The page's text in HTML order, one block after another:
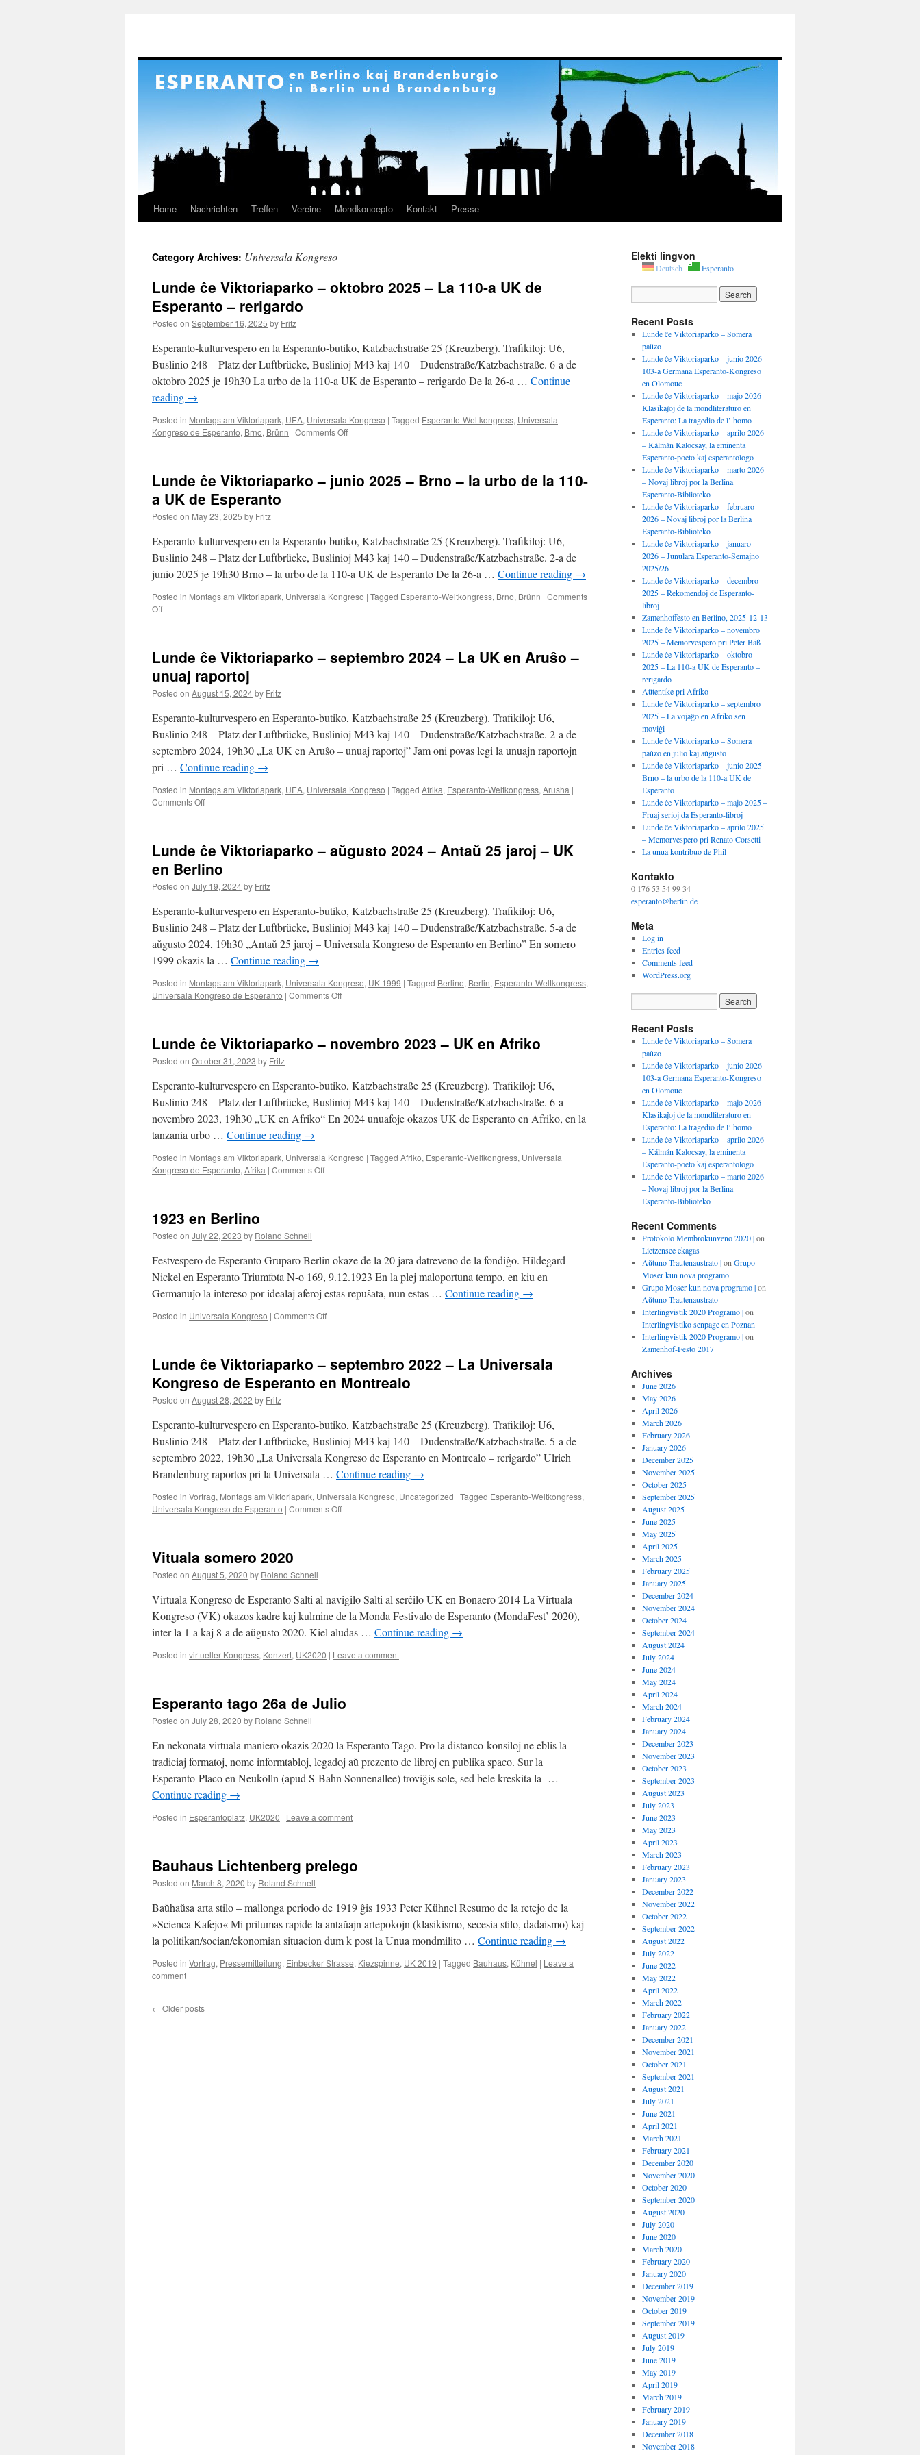
Skip
content
Home Nachrichten Treffen Vereine Mondkoncepto Kontakt Presse
Category Archives: Universala Kongreso
Lunde ĉe Viktoriaparko – oktobro 2025 – La 110-a UK de
Esperanto – rerigardo
Posted on September 16, 2025 by Fritz
Esperanto-kulturvespero en la Esperanto-butiko, Katzbachstraße 25 (Kreuzberg). Trafikiloj: U6,
Buslinio 248 – Platz der Luftbrücke, Buslinioj M43 kaj 140 – Dudenstraße/Katzbachstraße. 6-a de
oktobro 2025 je 19h30 La urbo de la 110-a UK de Esperanto – rerigardo De la 26-a … Continue
reading →
Posted in Montags am Viktoriapark, UEA, Universala Kongreso | Tagged Esperanto-Weltkongress, Universala
Kongreso de Esperanto, Brno, Brünn | Comments Offon
–
110-
a
UK
de
Esperanto
–
Lunde ĉe Viktoriaparko – junio 2025 – Brno – la urbo de la 110-
a UK de Esperanto
Posted on May 23, 2025 by Fritz
Esperanto-kulturvespero en la Esperanto-butiko, Katzbachstraße 25 (Kreuzberg). Trafikiloj: U6,
Buslinio 248 – Platz der Luftbrücke, Buslinioj M43 kaj 140 – Dudenstraße/Katzbachstraße. 2-a de
junio 2025 je 19h30 Brno – la urbo de la 110-a UK de Esperanto De la 26-a … Continue reading →
Posted in Montags am Viktoriapark, Universala Kongreso | Tagged Esperanto-Weltkongress, Brno, Brünn | Comments
Offon
–
2025
–
–
la
de
la
a
UK
Lunde ĉe Viktoriaparko – septembro 2024 – La UK en Aruŝo –
unuaj raportoj
Posted on August 15, 2024by Fritz
Esperanto-kulturvespero en Esperanto-butiko, Katzbachstraße 25 (Kreuzberg). Trafikiloj: U6,
Buslinio 248 – Platz der Luftbrücke, Buslinioj M43 kaj 140 – Dudenstraße/Katzbachstraße. 2-a de
septembro 2024, 19h30 „La UK en Aruŝo – unuaj raportoj” Jam oni povas legi la unuajn raportojn
pri … Continue reading →
Posted in Montags am Viktoriapark, UEA, Universala Kongreso | Tagged Afrika, Esperanto-Weltkongress, Arusha |
Comments Offon
–
septembro
2024
–
UK
en
–
unuaj
Lunde ĉe Viktoriaparko – aŭgusto 2024 – Antaŭ 25 jaroj – UK
en Berlino
Posted on July 19, 2024by Fritz
Esperanto-kulturvespero en Esperanto-butiko, Katzbachstraße 25 (Kreuzberg). Trafikiloj: U6,
Buslinio 248 – Platz der Luftbrücke, Buslinioj M43 kaj 140 – Dudenstraße/Katzbachstraße. 5-a de
aŭgusto 2024, 19h30 „Antaŭ 25 jaroj – Universala Kongreso de Esperanto en Berlino” En somero
1999 okazis la … Continue reading →
Posted in Montags am Viktoriapark, Universala Kongreso, UK 1999 | Tagged Berlino, Berlin, Esperanto-Weltkongress,
Universala Kongreso de Esperanto | Comments Offon
–
Antaŭ
25
jaroj
en
Berlino
Lunde ĉe Viktoriaparko – novembro 2023 – UK en Afriko
Posted on October 31, 2023 by Fritz
Esperanto-kulturvespero en Esperanto-butiko, Katzbachstraße 25 (Kreuzberg). Trafikiloj: U6,
Buslinio 248 – Platz der Luftbrücke, Buslinioj M43 kaj 140 – Dudenstraße/Katzbachstraße. 6-a
novembro 2023, 19h30 „UK en Afriko“ En 2024 unuafoje okazos UK de Esperanto en Afriko, en la
tanzania urbo … Continue reading →
Posted in Montags am Viktoriapark, Universala Kongreso | Tagged Afriko, Esperanto-Weltkongress, Universala
Kongreso de Esperanto, Afrika | Comments Offon
UK
en
Afriko
1923 en Berlino
Posted on July 22, 2023 by Roland Schnell
Festvespero de Esperanto Gruparo Berlin okaze de la 20 jara datreveno de la fondiĝo. Hildegard
Nickel en Esperanto Triumfota N-o 169, 9.12.1923 En la plej maloportuna tempo, en kiu en
Germanuĵo la intereso por idealaj aferoj estas repuŝata, nun estas … Continue reading →
Posted in Universala Kongreso | Comments Offon
Lunde ĉe Viktoriaparko – septembro 2022 – La Universala
Kongreso de Esperanto en Montrealo
Posted on August 28, 2022 by Fritz
Esperanto-kulturvespero en Esperanto-butiko, Katzbachstraße 25 (Kreuzberg). Trafikiloj: U6,
Buslinio 248 – Platz der Luftbrücke, Buslinioj M43 kaj 140 – Dudenstraße/Katzbachstraße. 5-a de
septembro 2022, 19h30 „La Universala Kongreso de Esperanto en Montrealo – rerigardo” Ulrich
Brandenburg raportos pri la Universala … Continue reading →
Posted in Vortrag, Montags am Viktoriapark, Universala Kongreso, Uncategorized | Tagged Esperanto-Weltkongress,
Universala Kongreso de Esperanto | Comments Offon
–
La
Universala
Kongreso
Esperanto
Vituala somero 2020
Posted on August 5, 2020 by Roland Schnell
Virtuala Kongreso de Esperanto Salti al navigilo Salti al serĉilo UK en Bonaero 2014 La Virtuala
Kongreso (VK) okazos kadre kaj kulmine de la Monda Festivalo de Esperanto (MondaFest’ 2020),
inter la 1-a kaj 8-a de aŭgusto 2020. Kiel aludas … Continue reading →
Posted in virtueller Kongress, Konzert, UK2020 | Leave a comment
Esperanto tago 26a de Julio
Posted on July 28, 2020 by Roland Schnell
En nekonata virtuala maniero okazis 2020 la Esperanto-Tago. Pro la distanco-konsiloj ne eblis la
tradiciaj formatoj, nome informtabloj, legadoj aŭ prezento de libroj en publika spaco. Sur la
Esperanto-Placo en Neukölln (apud S-Bahn Sonnenallee) troviĝis sole, sed bele kreskita la …
Continue reading →
Posted in Esperantoplatz, UK2020 | Leave a comment
Bauhaus Lichtenberg prelego
Posted on March 8, 2020 by Roland Schnell
Baŭhaŭsa arta stilo – mallonga periodo de 1919 ĝis 1933 Peter Kühnel Resumo de la retejo de la
»Scienca Kafejo« Mi prilumas rapide la antaŭajn artepokojn (klasikismo, secesia stilo, dadaismo) kaj
la politikan/socian/ekonomian situacion dum k post la Unua mondmilito … Continue reading →
Posted in Vortrag, Pressemitteilung, Einbecker Strasse, Kiezspinne, UK 2019 | Tagged Bauhaus, Kühnel | Leave a
comment
← Older posts
Elekti lingvon
Deutsch Esperanto
Recent Posts
Lunde ĉe Viktoriaparko – Somera
paŭzo
Lunde ĉe Viktoriaparko – junio 2026 –
103-a Germana Esperanto-Kongreso
en Olomouc
Lunde ĉe Viktoriaparko – majo 2026 –
Klasikaĵoj de la mondliteraturo en
Esperanto: La tragedio de l’ homo
Lunde ĉe Viktoriaparko – aprilo 2026
– Kálmán Kalocsay, la eminenta
Esperanto-poeto kaj esperantologo
Lunde ĉe Viktoriaparko – marto 2026
– Novaj libroj por la Berlina
Esperanto-Biblioteko
Lunde ĉe Viktoriaparko – februaro
2026 – Novaj libroj por la Berlina
Esperanto-Biblioteko
Lunde ĉe Viktoriaparko – januaro
2026 – Junulara Esperanto-Semajno
2025/26
Lunde ĉe Viktoriaparko – decembro
2025 – Rekomendoj de Esperanto-
libroj
Zamenhoffesto en Berlino, 2025-12-13
Lunde ĉe Viktoriaparko – novembro
2025 – Memorvespero pri Peter Bäß
Lunde ĉe Viktoriaparko – oktobro
2025 – La 110-a UK de Esperanto –
rerigardo
Aŭtentike pri Afriko
Lunde ĉe Viktoriaparko – septembro
2025 – La vojaĝo en Afriko sen
moviĝi
Lunde ĉe Viktoriaparko – Somera
paŭzo en julio kaj aŭgusto
Lunde ĉe Viktoriaparko – junio 2025 –
Brno – la urbo de la 110-a UK de
Esperanto
Lunde ĉe Viktoriaparko – majo 2025 –
Fruaj serioj da Esperanto-libroj
Lunde ĉe Viktoriaparko – aprilo 2025
– Memorvespero pri Renato Corsetti
La unua kontribuo de Phil
Kontakto
0 176 53 54 99 34
esperanto@berlin.de
Meta
Log in
Entries feed
Comments feed
WordPress.org
Recent Posts
Lunde ĉe Viktoriaparko – Somera
paŭzo
Lunde ĉe Viktoriaparko – junio 2026 –
103-a Germana Esperanto-Kongreso
en Olomouc
Lunde ĉe Viktoriaparko – majo 2026 –
Klasikaĵoj de la mondliteraturo en
Esperanto: La tragedio de l’ homo
Lunde ĉe Viktoriaparko – aprilo 2026
– Kálmán Kalocsay, la eminenta
Esperanto-poeto kaj esperantologo
Lunde ĉe Viktoriaparko – marto 2026
– Novaj libroj por la Berlina
Esperanto-Biblioteko
Recent Comments
Protokolo Membrokunveno 2020 |on
Lietzensee ekagas
Aŭtuno Trautenaustrato |on Grupo
Moser kun nova programo
Grupo Moser kun nova programo |on
Aŭtuno Trautenaustrato
Interlingvistik 2020 Programo |on
Interlingvistiko senpage en Poznan
Interlingvistik 2020 Programo |on
Zamenhof-Festo 2017
Archives
June 2026
May 2026
April 2026
March 2026
February 2026
January 2026
December 2025
November 2025
October 2025
September 2025
August 2025
June 2025
May 2025
April 2025
March 2025
February 2025
January 2025
December 2024
November 2024
October 2024
September 2024
August 2024
July 2024
June 2024
May 2024
April 2024
March 2024
February 2024
January 2024
December 2023
November 2023
October 2023
September 2023
August 2023
July 2023
June 2023
May 2023
April 2023
March 2023
February 2023
January 2023
December 2022
November 2022
October 2022
September 2022
August 2022
July 2022
June 2022
May 2022
April 2022
March 2022
February 2022
January 2022
December 2021
November 2021
October 2021
September 2021
August 2021
July 2021
June 2021
April 2021
March 2021
February 2021
December 2020
November 2020
October 2020
September 2020
August 2020
July 2020
June 2020
March 2020
February 2020
January 2020
December 2019
November 2019
October 2019
September 2019
August 2019
July 2019
June 2019
May 2019
April 2019
March 2019
February 2019
January 2019
December 2018
November 2018